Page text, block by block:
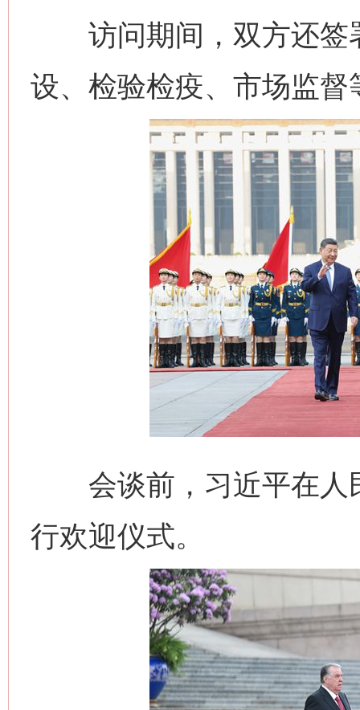
访问期间，双方还签
设、检验检疫、市场监
会谈前，习近平在人
行欢迎仪式。
网上购药对药下症？